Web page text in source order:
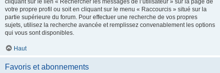
cliquant sur le lien « Rechercher les messages de l’utilisateur » sur la page de
votre propre profil ou soit en cliquant sur le menu « Raccourcis » situé sur la
partie supérieure du forum. Pour effectuer une recherche de vos propres
sujets, utilisez la recherche avancée et remplissez convenablement les options
qui vous sont disponibles.
Haut
Favoris et abonnements